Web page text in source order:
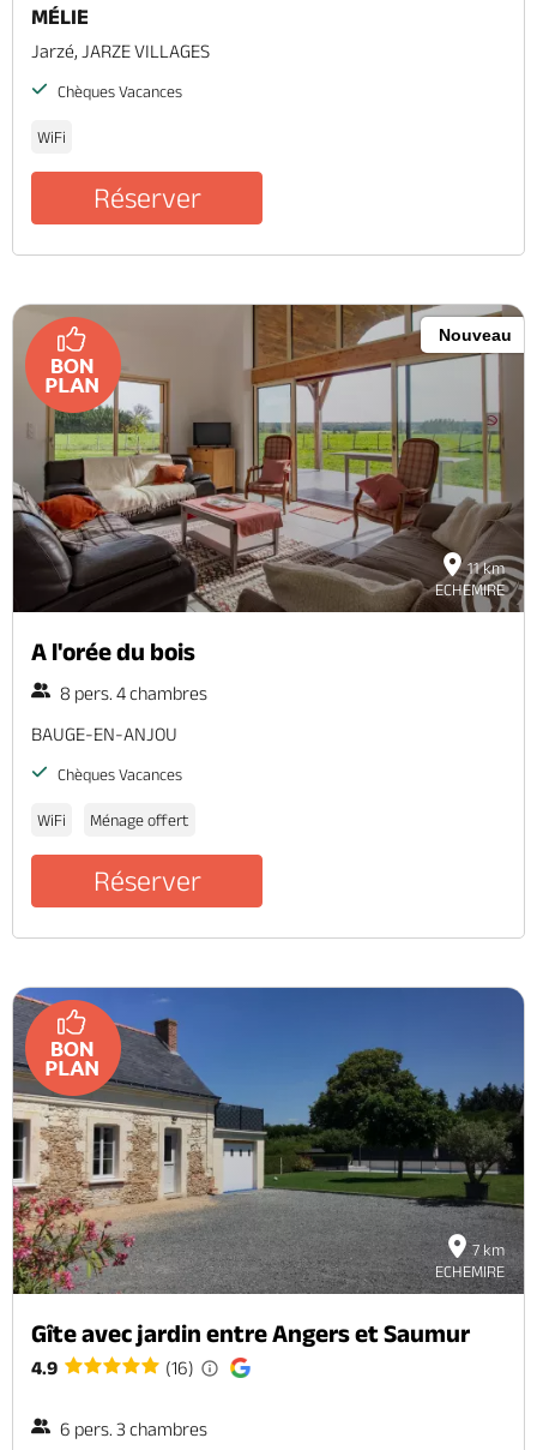
MÉLIE
Jarzé, JARZE VILLAGES
Chèques Vacances
WiFi
Réserver
11 km
ECHEMIRE
Nouveau
A l'orée du bois
8 pers. 4 chambres
BAUGE-EN-ANJOU
Chèques Vacances
WiFi Ménage offert
Réserver
7 km
ECHEMIRE
Gîte avec jardin entre Angers et Saumur
4.9 (16)
6 pers. 3 chambres